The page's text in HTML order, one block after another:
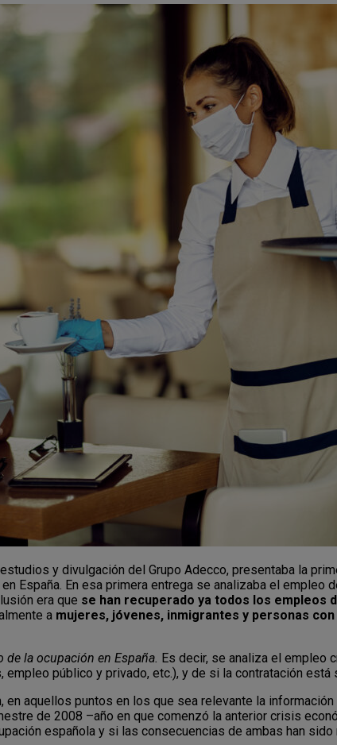
y divulgación del Grupo Adecco, presentaba la
España. En esa primera entrega se analizaba el empleo
era que se han recuperado ya todos los empleos
a mujeres, jóvenes, inmigrantes y personas
la ocupación en España. Es decir, se analiza el empleo
empleo público y privado, etc.), y de si la contratación está
aquellos puntos en los que sea relevante la
de 2008 –año en que comenzó la anterior crisis
española y si las consecuencias de ambas han